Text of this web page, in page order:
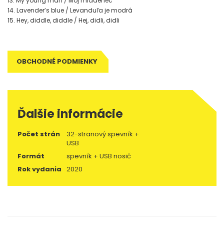
14. Lavender’s blue / Levanduľa je modrá
15. Hey, diddle, diddle / Hej, didli, didli
OBCHODNÉ PODMIENKY
Ďalšie informácie
Počet strán
32-stranový spevník +
USB
Formát
spevník + USB nosič
Rok vydania 2020